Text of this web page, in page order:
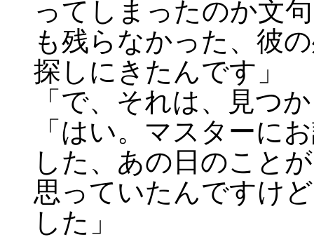
ってしまったのか文
も残らなかった、彼
探しにきたんです」
「で、それは、見つ
「はい。マスターに
した、あの日のこと
思っていたんですけ
した」